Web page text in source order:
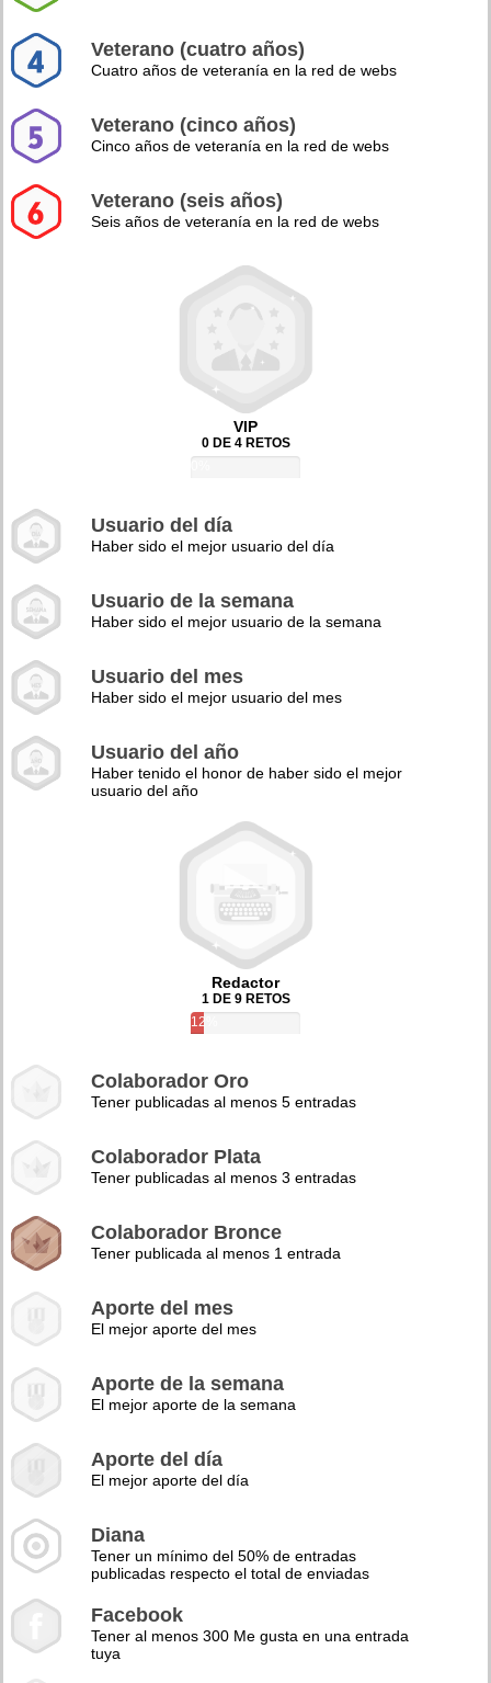
Veterano (cuatro años)
Cuatro años de veteranía en la red de webs
Veterano (cinco años)
Cinco años de veteranía en la red de webs
Veterano (seis años)
Seis años de veteranía en la red de webs
VIP
0 DE 4 RETOS
Usuario del día
Haber sido el mejor usuario del día
Usuario de la semana
Haber sido el mejor usuario de la semana
Usuario del mes
Haber sido el mejor usuario del mes
Usuario del año
Haber tenido el honor de haber sido el mejor
usuario del año
Redactor
1 DE 9 RETOS
12%
Colaborador Oro
Tener publicadas al menos 5 entradas
Colaborador Plata
Tener publicadas al menos 3 entradas
Colaborador Bronce
Tener publicada al menos 1 entrada
Aporte del mes
El mejor aporte del mes
Aporte de la semana
El mejor aporte de la semana
Aporte del día
El mejor aporte del día
Diana
Tener un mínimo del 50% de entradas
publicadas respecto el total de enviadas
Facebook
Tener al menos 300 Me gusta en una entrada
tuya